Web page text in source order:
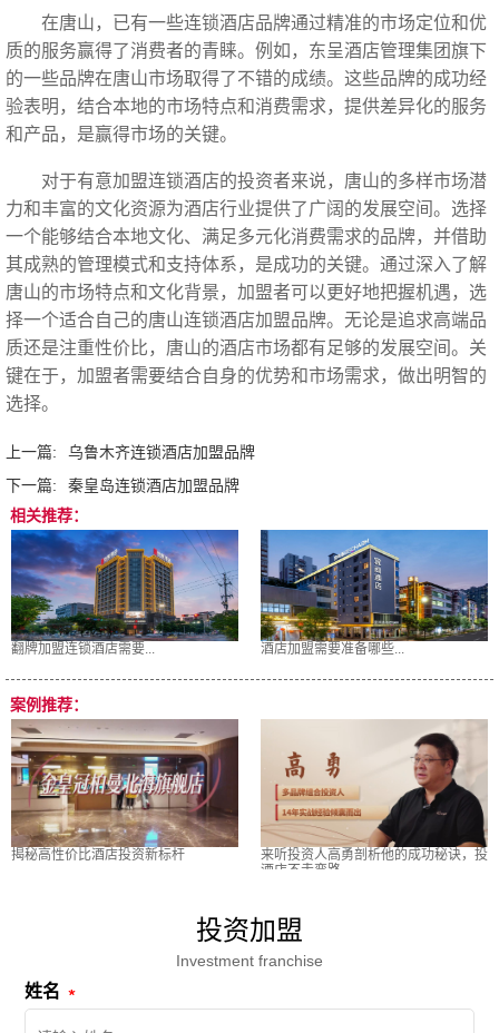
在唐山，已有一些连锁酒店品牌通过精准的市场定位和优
质的服务赢得了消费者的青睐。例如，东呈酒店管理集团旗下
的一些品牌在唐山市场取得了不错的成绩。这些品牌的成功经
验表明，结合本地的市场特点和消费需求，提供差异化的服务
和产品，是赢得市场的关键。
对于有意加盟连锁酒店的投资者来说，唐山的多样市场潜
力和丰富的文化资源为酒店行业提供了广阔的发展空间。选择
一个能够结合本地文化、满足多元化消费需求的品牌，并借助
其成熟的管理模式和支持体系，是成功的关键。通过深入了解
唐山的市场特点和文化背景，加盟者可以更好地把握机遇，选
择一个适合自己的唐山连锁酒店加盟品牌。无论是追求高端品
质还是注重性价比，唐山的酒店市场都有足够的发展空间。关
键在于，加盟者需要结合自身的优势和市场需求，做出明智的
选择。‍
上一篇:
乌鲁木齐连锁酒店加盟品牌
下一篇:
秦皇岛连锁酒店加盟品牌
相关推荐：
翻牌加盟连锁酒店需要... 酒店加盟需要准备哪些...
案例推荐：
揭秘高性价比酒店投资新标杆
来听投资人高勇剖析他的成功秘诀，投
酒店不走弯路
投资加盟
Investment franchise
姓名